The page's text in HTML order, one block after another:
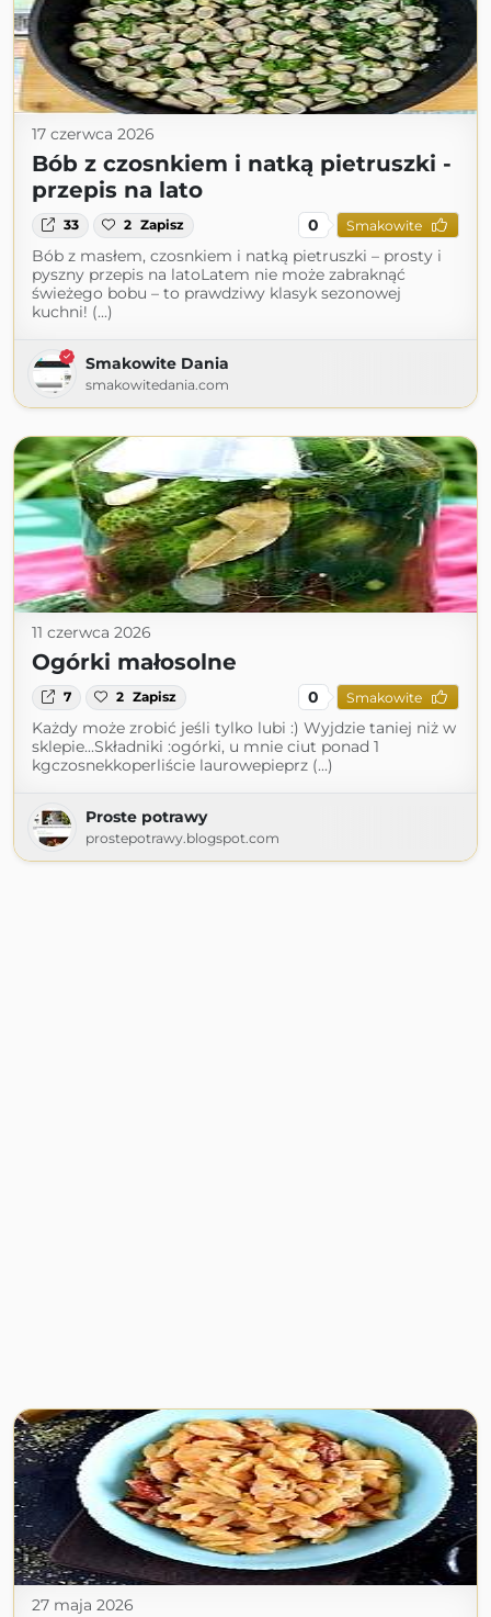
17 czerwca 2026
Bób z czosnkiem i natką pietruszki -
przepis na lato
33 2 Zapisz 0 Smakowite
Bób z masłem, czosnkiem i natką pietruszki – prosty i
pyszny przepis na latoLatem nie może zabraknąć
świeżego bobu – to prawdziwy klasyk sezonowej
kuchni! (...)
Smakowite Dania
smakowitedania.com
11 czerwca 2026
Ogórki małosolne
7 2 Zapisz 0 Smakowite
Każdy może zrobić jeśli tylko lubi :) Wyjdzie taniej niż w
sklepie...Składniki :ogórki, u mnie ciut ponad 1
kgczosnekkoperliście laurowepieprz (...)
Proste potrawy
prostepotrawy.blogspot.com
27 maja 2026